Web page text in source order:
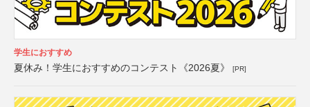
学生におすすめ
夏休み！学生におすすめのコンテスト《2026夏》 [PR]